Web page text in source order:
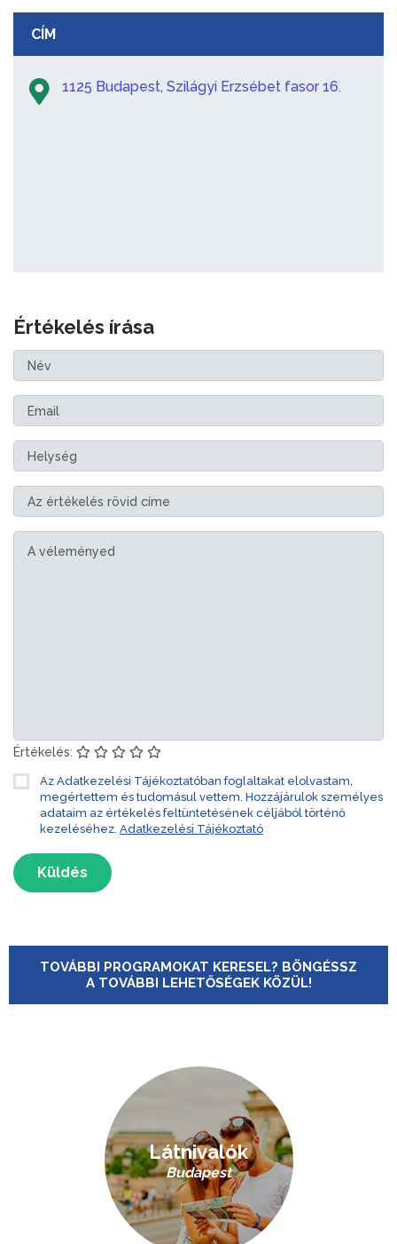
CÍM
1125 Budapest, Szilágyi Erzsébet fasor 16.
Értékelés írása
Értékelés:
Az Adatkezelési Tájékoztatóban foglaltakat elolvastam,
megértettem és tudomásul vettem. Hozzájárulok személyes
adataim az értékelés feltüntetésének céljából történő
kezeléséhez. Adatkezelési Tájékoztató
Küldés
TOVÁBBI PROGRAMOKAT KERESEL? BÖNGÉSSZ
A TOVÁBBI LEHETŐSÉGEK KÖZÜL!
Látnivalók
Budapest